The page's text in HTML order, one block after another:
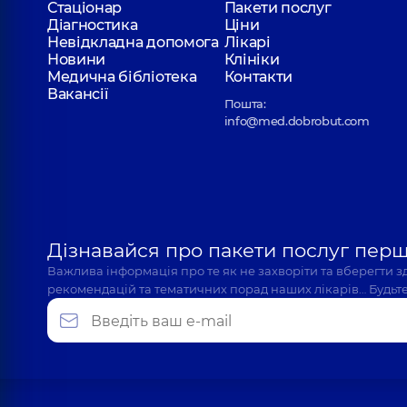
Гримайло Богдан Петрович
Калита Ірина Миколаївна
Отоларинголог дитячий; Отоларинголог, 29
Стаціонар
Пакети послуг
Діагностика
Ціни
Невідкладна допомога Лікарі
Новини
Клініки
Медична бібліотека
Контакти
Вакансії
Пошта:
info@med.dobrobut.com
Дізнавайся про пакети послуг
Важлива інформація про те як не захворіти та
рекомендацій та тематичних порад наших лікарів…